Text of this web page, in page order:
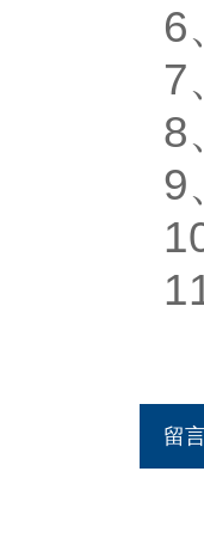
6
7
8
9
留